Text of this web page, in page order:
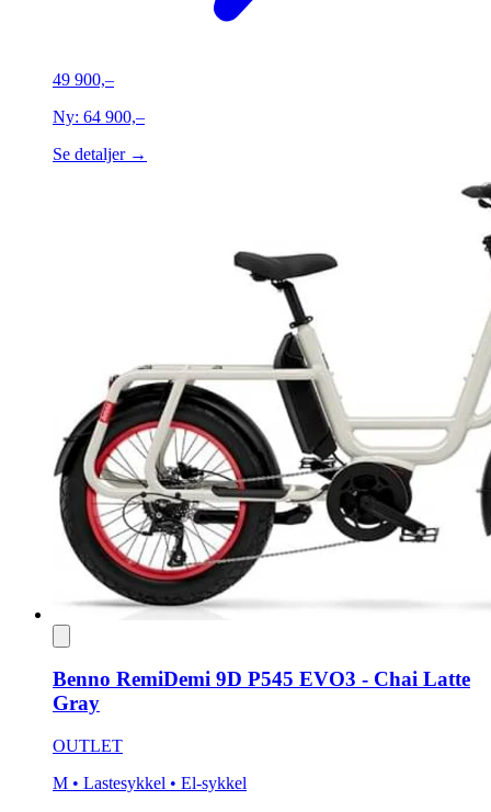
49 900,–
Ny: 64 900,–
Se detaljer →
Benno RemiDemi 9D P545 EVO3 - Chai Latte
Gray
OUTLET
M • Lastesykkel • El-sykkel